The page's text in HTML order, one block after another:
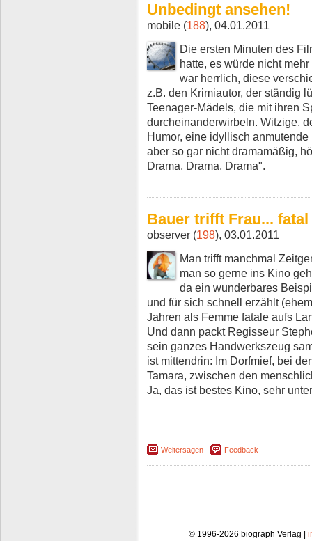
Unbedingt ansehen!
mobile (188), 04.01.2011
Die ersten Minuten des
hatte, es würde nicht
war herrlich, diese
z.B. den Krimiautor, der ständig
Teenager-Mädels, die mit ihren
durcheinanderwirbeln. Witzige,
Humor, eine idyllisch
aber so gar nicht dramamäßig,
Drama, Drama, Drama".
Bauer trifft Frau... fatal
observer (198), 03.01.2011
Man trifft manchmal
man so gerne ins Kino
da ein wunderbares
und für sich schnell erzählt
Jahren als Femme fatale aufs
Und dann packt Regisseur
sein ganzes Handwerkszeug
ist mittendrin: Im Dorfmief, bei
Tamara, zwischen den
Ja, das ist bestes Kino, sehr
Weitersagen Feedback
© 1996-2026 biograph Verlag |